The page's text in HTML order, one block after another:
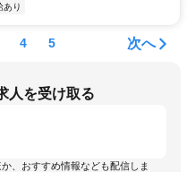
あり
4 5 次へ
人を受け取る
、おすすめ情報なども配信しま